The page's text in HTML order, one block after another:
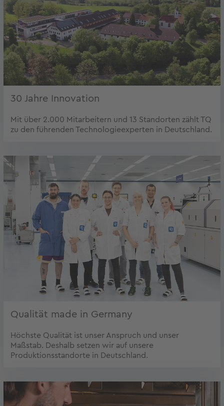
30 Jahre Innovation
Mit über 2.000 Mitarbeitern und 13 Standorten zählt TQ
zu den führenden Technologieexperten in Deutschland.
Qualität made in Germany
Höchste Qualität ist unser Anspruch und unser
Maßstab. Deshalb setzen wir auf unsere
Produktionsstandorte in Deutschland.